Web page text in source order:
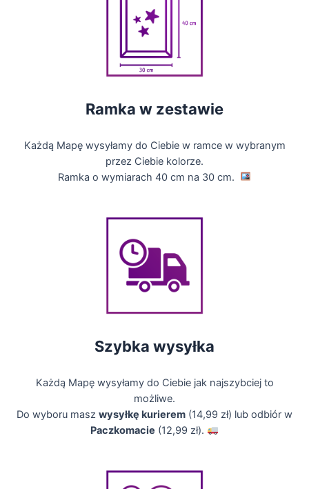
Ramka w zestawie
Każdą Mapę wysyłamy do Ciebie w ramce w wybranym
przez Ciebie kolorze.
Ramka o wymiarach 40 cm na 30 cm.
Szybka wysyłka
Każdą Mapę wysyłamy do Ciebie jak najszybciej to
możliwe.
Do wyboru masz wysyłkę kurierem (14,99 zł) lub odbiór w
Paczkomacie (12,99 zł).